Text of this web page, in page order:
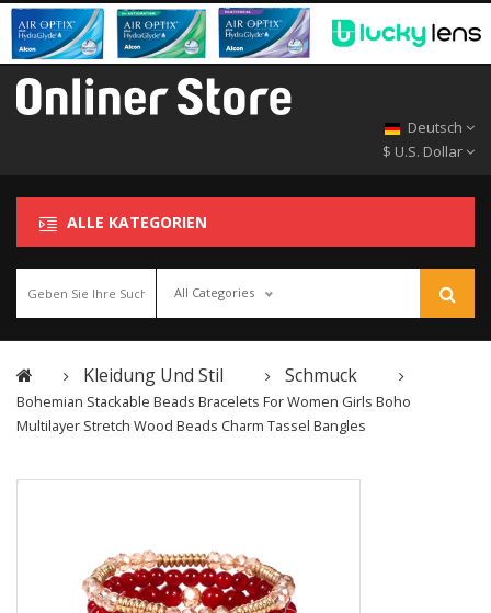
Deutsch
$ U.S. Dollar
ALLE KATEGORIEN
All Categories
Kleidung Und Stil Schmuck
Bohemian Stackable Beads Bracelets For Women Girls Boho
Multilayer Stretch Wood Beads Charm Tassel Bangles